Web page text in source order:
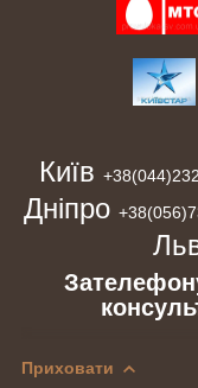
Київ
Дніпро
Приховати